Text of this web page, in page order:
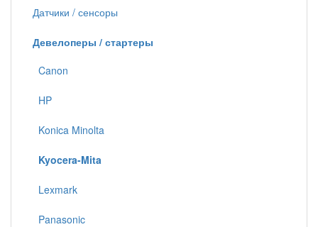
Датчики / сенсоры
Девелоперы / стартеры
Canon
HP
Konica Minolta
Kyocera-Mita
Lexmark
Panasonic